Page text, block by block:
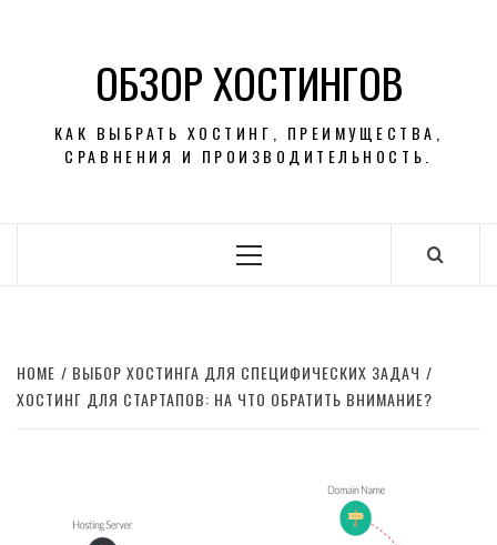
ОБЗОР ХОСТИНГОВ
КАК ВЫБРАТЬ ХОСТИНГ, ПРЕИМУЩЕСТВА,
СРАВНЕНИЯ И ПРОИЗВОДИТЕЛЬНОСТЬ.
Primary
HOME
ВЫБОР ХОСТИНГА ДЛЯ СПЕЦИФИЧЕСКИХ ЗАДАЧ
ХОСТИНГ ДЛЯ СТАРТАПОВ: НА ЧТО ОБРАТИТЬ ВНИМАНИЕ?